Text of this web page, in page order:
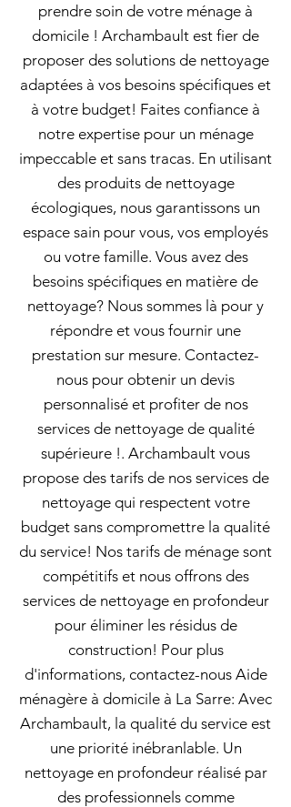
prendre soin de votre ménage à
domicile ! Archambault est fier de
proposer des solutions de nettoyage
adaptées à vos besoins spécifiques et
à votre budget! Faites confiance à
notre expertise pour un ménage
impeccable et sans tracas. En utilisant
des produits de nettoyage
écologiques, nous garantissons un
espace sain pour vous, vos employés
ou votre famille. Vous avez des
besoins spécifiques en matière de
nettoyage? Nous sommes là pour y
répondre et vous fournir une
prestation sur mesure. Contactez-
nous pour obtenir un devis
personnalisé et profiter de nos
services de nettoyage de qualité
supérieure !. Archambault vous
propose des tarifs de nos services de
nettoyage qui respectent votre
budget sans compromettre la qualité
du service! Nos tarifs de ménage sont
compétitifs et nous offrons des
services de nettoyage en profondeur
pour éliminer les résidus de
construction! Pour plus
d'informations, contactez-nous Aide
ménagère à domicile à La Sarre: Avec
Archambault, la qualité du service est
une priorité inébranlable. Un
nettoyage en profondeur réalisé par
des professionnels comme